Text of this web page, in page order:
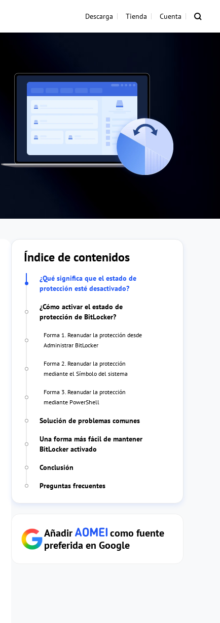
Descarga Tienda Cuenta
Índice de contenidos
¿Qué significa que el estado de
protección esté desactivado?
¿Cómo activar el estado de
protección de BitLocker?
Forma 1. Reanudar la protección desde
Administrar BitLocker
Forma 2. Reanudar la protección
mediante el Símbolo del sistema
Forma 3. Reanudar la protección
mediante PowerShell
Solución de problemas comunes
Una forma más fácil de mantener
BitLocker activado
Conclusión
Preguntas frecuentes
Añadir
como fuente
preferida en Google